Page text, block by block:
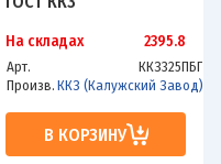
На складах 2395.8
Арт.
ККЗ325ПБГ
Произв. ККЗ (Калужский Завод)
В КОРЗИНУ